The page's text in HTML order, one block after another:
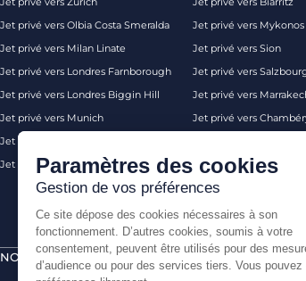
Jet privé vers Olbia Costa Smeralda
Jet privé vers Milan Linate
Jet privé vers Londres Farnborough
Jet privé vers Londres Biggin Hill
Jet privé vers Munich
Jet privé vers Monaco
Jet privé vers Palma de Majorque
Jet privé vers Mykonos
Jet privé vers Sion
Jet privé vers
Jet privé vers
Jet privé vers
Jet privé vers Londres
NOS CERTIFICATIONS PAIEMENTS
Paramètres des cookies
Gestion de vos préférences
Ce site dépose des cookies nécessaires à son
fonctionnement. D’autres cookies, soumis à votre
consentement, peuvent être utilisés pour des
d’audience ou pour des services tiers. Vous pouvez